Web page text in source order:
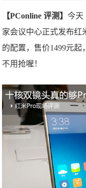
【PConline 评测】今天
家会议中心正式发布红
的配置，售价1499元
不用抢喔！